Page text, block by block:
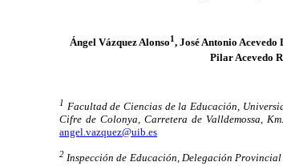
Ángel Vázquez Alonso1, José Antonio Acevedo
Pilar Acevedo
1 Facultad de Ciencias de la Educación,
Cifre de Colonya, Carretera de Valldemossa,
angel.vazquez@uib.es
2 Inspección de Educación, Delegación